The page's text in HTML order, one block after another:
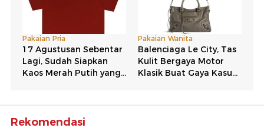
Rekomendasi